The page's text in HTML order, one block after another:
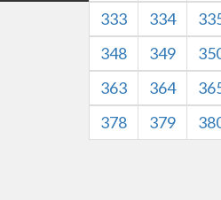
333
334
348
349
363
364
378
379